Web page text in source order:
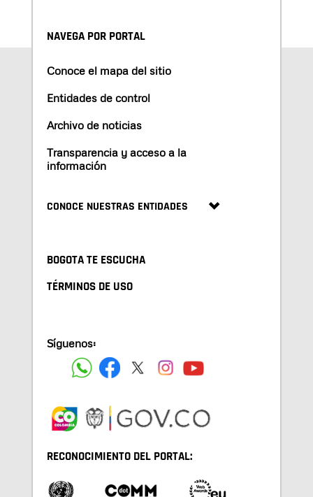
NAVEGA POR PORTAL
Conoce el mapa del sitio
Entidades de control
Archivo de noticias
Transparencia y acceso a la
información
CONOCE NUESTRAS ENTIDADES
BOGOTA TE ESCUCHA
TÉRMINOS DE USO
Síguenos:
RECONOCIMIENTO DEL PORTAL: